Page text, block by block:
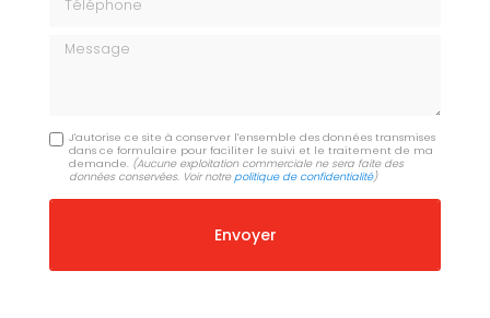
Message
J'autorise ce site à conserver l'ensemble des données transmises
dans ce formulaire pour faciliter le suivi et le traitement de ma
demande. (Aucune exploitation commerciale ne sera faite des
données conservées. Voir notrepolitique de confidentialité)